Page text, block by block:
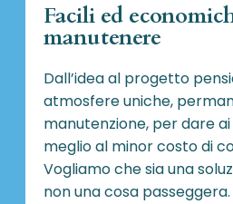
Facili ed
manutenere
Dall’idea al progetto
atmosfere uniche,
manutenzione, per dare
meglio al minor costo di
Vogliamo che sia una
non una cosa passeggera.